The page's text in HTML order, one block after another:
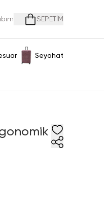
SEPETİM
Seyahat